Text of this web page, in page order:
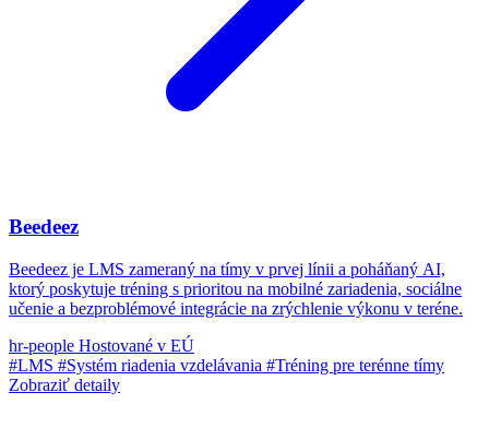
Beedeez
Beedeez je LMS zameraný na tímy v prvej línii a poháňaný AI,
ktorý poskytuje tréning s prioritou na mobilné zariadenia, sociálne
učenie a bezproblémové integrácie na zrýchlenie výkonu v teréne.
hr-people Hostované v EÚ
#LMS #Systém riadenia vzdelávania #Tréning pre terénne tímy
Zobraziť detaily